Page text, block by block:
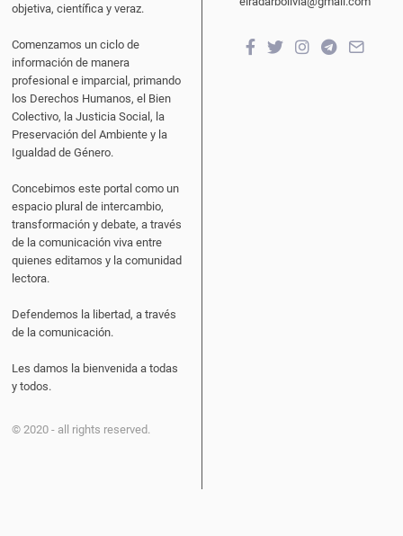
objetiva, científica y veraz.
Comenzamos un ciclo de
información de manera
profesional e imparcial, primando
los Derechos Humanos, el Bien
Colectivo, la Justicia Social, la
Preservación del Ambiente y la
Igualdad de Género.
Concebimos este portal como un
espacio plural de intercambio,
transformación y debate, a través
de la comunicación viva entre
quienes editamos y la comunidad
lectora.
Defendemos la libertad, a través
de la comunicación.
Les damos la bienvenida a todas
y todos.
© 2020 - all rights reserved.